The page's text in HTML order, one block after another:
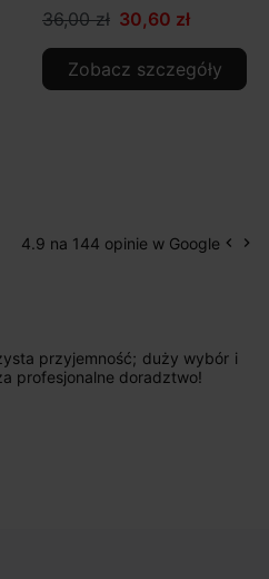
36,00 zł 30,60 zł
Zobacz szczegóły
4.9 na 144 opinie w Google keyboard_arrow_left keyboard_arrow_right
przyjemność; duży wybór i
profesjonalne doradztwo!